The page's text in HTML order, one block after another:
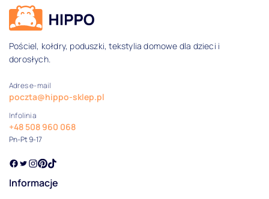
Dane kontaktowe i informacje
Pościel, kołdry, poduszki, tekstylia domowe dla dzieci i
dorosłych.
Adres e-mail
poczta@hippo-sklep.pl
Infolinia
+48 508 960 068
Pn-Pt 9-17
Informacje